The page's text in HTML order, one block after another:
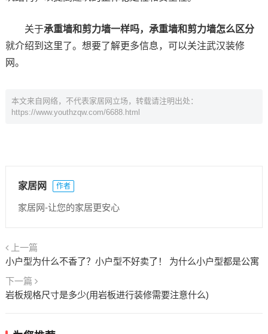
关于承重墙和剪力墙一样吗，承重墙和剪力墙怎么区分
就介绍到这里了。想要了解更多信息，可以关注武汉装修
网。
本文来自网络，不代表家居网立场，转载请注明出处：
https://www.youthzqw.com/6688.html
家居网 作者
家居网-让您的家居更安心
上一篇
小户型为什么不香了？小户型不好卖了！ 为什么小户型都是公寓
下一篇
岩板规格尺寸是多少(用岩板进行装修需要注意什么)